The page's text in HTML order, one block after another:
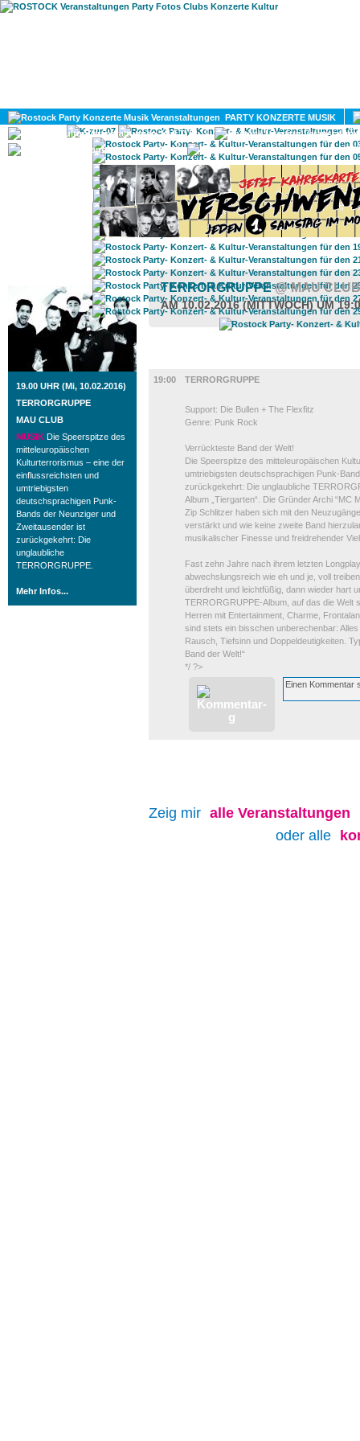
PARTY KONZERTE MUSIK
KULTUR
GAY
ROSTOCK TAGESTIPP
19.00 UHR (Mi, 10.02.2016)
TERRORGRUPPE
MAU CLUB
MUSIK Die Speerspitze des
mitteleuropäischen
Kulturterrorismus – eine der
einflussreichsten und
umtriebigsten
deutschsprachigen Punk-
Bands der Neunziger und
Zweitausender ist
zurückgekehrt: Die
unglaubliche
TERRORGRUPPE.
Mehr Infos...
TERRORGRUPPE@ MAU
AM 10.02.2016 (MITTWOCH) UM
19:00
TERRORGRUPPE
Support: Die Bullen + The Flexfitz
Genre: Punk Rock
Verrückteste Band der Welt!
Die Speerspitze des mitteleuropäischen
umtriebigsten deutschsprachigen Punk-
zurückgekehrt: Die unglaubliche
Album „Tiergarten“. Die Gründer Archi “MC
Zip Schlitzer haben sich mit den
verstärkt und wie keine zweite Band
musikalischer Finesse und freidrehender
Fast zehn Jahre nach ihrem letzten
abwechslungsreich wie eh und je, voll
überdreht und leichtfüßig, dann wieder hart
TERRORGRUPPE-Album, auf das die Welt
Herren mit Entertainment, Charme,
sind stets ein bisschen unberechenbar:
Rausch, Tiefsinn und Doppeldeutigkeiten.
Band der Welt!“
*/ ?>
Zeig mir alle Veranstaltungen
oder alle